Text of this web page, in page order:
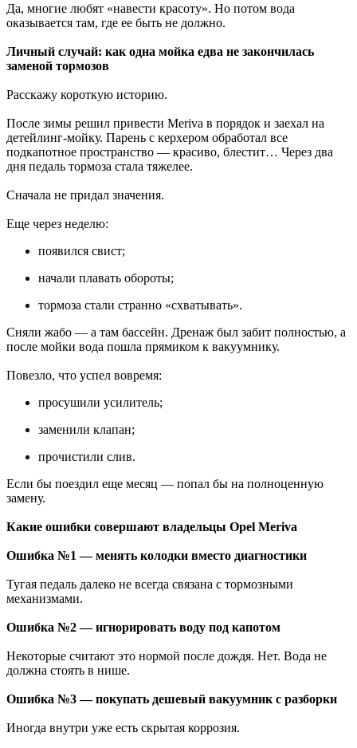
Да, многие любят «навести красоту». Но потом вода
оказывается там, где ее быть не должно.
Личный случай: как одна мойка едва не закончилась
заменой тормозов
Расскажу короткую историю.
После зимы решил привести Meriva в порядок и заехал на
детейлинг-мойку. Парень с керхером обработал все
подкапотное пространство — красиво, блестит… Через два
дня педаль тормоза стала тяжелее.
Сначала не придал значения.
Еще через неделю:
появился свист;
начали плавать обороты;
тормоза стали странно «схватывать».
Сняли жабо — а там бассейн. Дренаж был забит полностью, а
после мойки вода пошла прямиком к вакуумнику.
Повезло, что успел вовремя:
просушили усилитель;
заменили клапан;
прочистили слив.
Если бы поездил еще месяц — попал бы на полноценную
замену.
Какие ошибки совершают владельцы Opel Meriva
Ошибка №1 — менять колодки вместо диагностики
Тугая педаль далеко не всегда связана с тормозными
механизмами.
Ошибка №2 — игнорировать воду под капотом
Некоторые считают это нормой после дождя. Нет. Вода не
должна стоять в нише.
Ошибка №3 — покупать дешевый вакуумник с разборки
Иногда внутри уже есть скрытая коррозия.